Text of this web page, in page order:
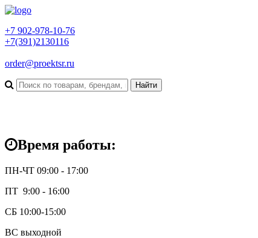
+7 902-978-10-76
+7(391)2130116
order@proektsr.ru
Время работы:
ПН-ЧТ 09:00 - 17:00
ПТ 9:00 - 16:00
СБ 10:00-15:00
ВС выходной